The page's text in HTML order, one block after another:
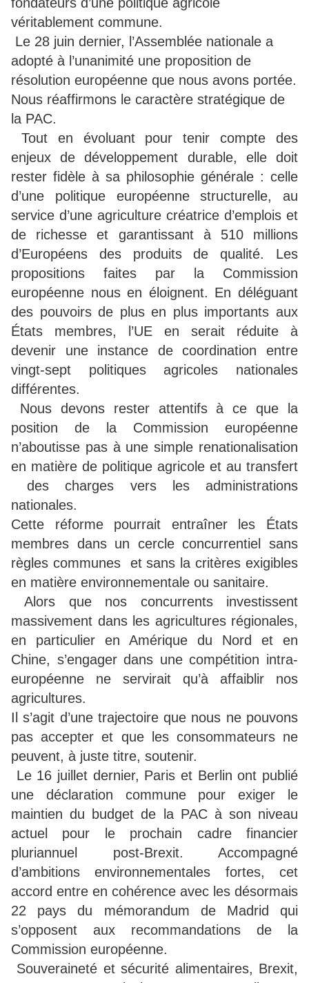
véritablement commune.
Le 28 juin dernier, l’Assemblée nationale a
adopté à l’unanimité une proposition de
résolution européenne que nous avons portée.
Nous réaffirmons le caractère stratégique de
la PAC.
Tout en évoluant pour tenir compte des
enjeux de développement durable, elle doit
rester fidèle à sa philosophie générale : celle
d’une politique européenne structurelle, au
service d’une agriculture créatrice d’emplois et
de richesse et garantissant à 510 millions
d’Européens des produits de qualité. Les
propositions faites par la Commission
européenne nous en éloignent. En déléguant
des pouvoirs de plus en plus importants aux
États membres, l’UE en serait réduite à
devenir une instance de coordination entre
vingt-sept politiques agricoles nationales
différentes.
Nous devons rester attentifs à ce que la
position de la Commission européenne
n’aboutisse pas à une simple renationalisation
en matière de politique agricole et au transfert
des charges vers les administrations
nationales.
Cette réforme pourrait entraîner les États
membres dans un cercle concurrentiel sans
règles communes et sans la critères exigibles
en matière environnementale ou sanitaire.
Alors que nos concurrents investissent
massivement dans les agricultures régionales,
en particulier en Amérique du Nord et en
Chine, s’engager dans une compétition intra-
européenne ne servirait qu’à affaiblir nos
agricultures.
Il s’agit d’une trajectoire que nous ne pouvons
pas accepter et que les consommateurs ne
peuvent, à juste titre, soutenir.
Le 16 juillet dernier, Paris et Berlin ont publié
une déclaration commune pour exiger le
maintien du budget de la PAC à son niveau
actuel pour le prochain cadre financier
pluriannuel post-Brexit. Accompagné
d’ambitions environnementales fortes, cet
accord entre en cohérence avec les désormais
22 pays du mémorandum de Madrid qui
s’opposent aux recommandations de la
Commission européenne.
Souveraineté et sécurité alimentaires, Brexit,